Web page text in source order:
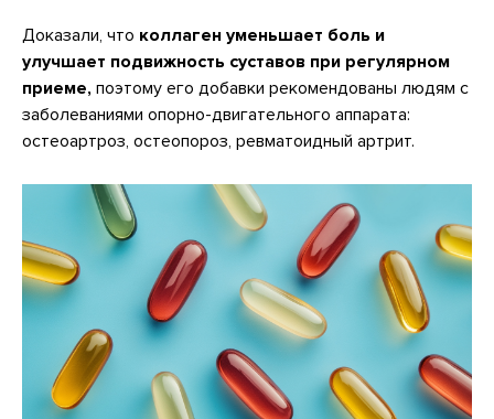
Доказали, что коллаген уменьшает боль и
улучшает подвижность суставов при регулярном
приеме, поэтому его добавки рекомендованы людям с
заболеваниями опорно-двигательного аппарата:
остеоартроз, остеопороз, ревматоидный артрит.